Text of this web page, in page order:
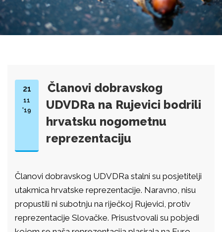
21
11
'19
Članovi dobravskog
UDVDRa na Rujevici bodrili
hrvatsku nogometnu
reprezentaciju
Članovi dobravskog UDVDRa stalni su posjetitelji
utakmica hrvatske reprezentacije. Naravno, nisu
propustili ni subotnju na riječkoj Rujevici, protiv
reprezentacije Slovačke. Prisustvovali su pobjedi